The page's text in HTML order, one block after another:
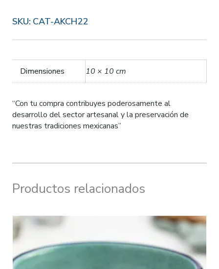
SKU: CAT-AKCH22
Dimensiones 10 × 10 cm
“Con tu compra contribuyes poderosamente al
desarrollo del sector artesanal y la preservación de
nuestras tradiciones mexicanas”
Productos relacionados